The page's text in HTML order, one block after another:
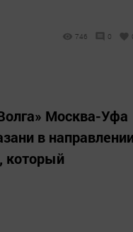
746 0
Москва-Уфа
в
который